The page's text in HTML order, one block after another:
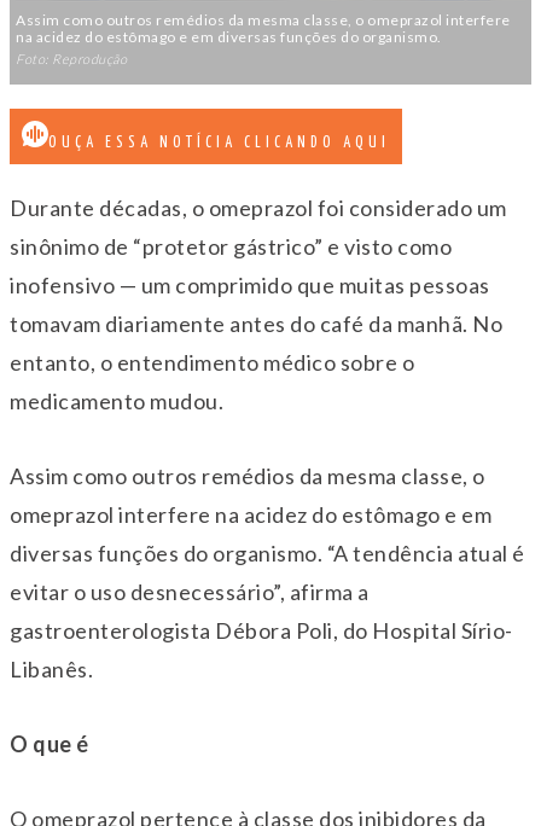
Assim como outros remédios da mesma classe, o omeprazol interfere
na acidez do estômago e em diversas funções do organismo.
Foto: Reprodução
OUÇA ESSA NOTÍCIA CLICANDO AQUI
Durante décadas, o omeprazol foi considerado um
sinônimo de “protetor gástrico” e visto como
inofensivo — um comprimido que muitas pessoas
tomavam diariamente antes do café da manhã. No
entanto, o entendimento médico sobre o
medicamento mudou.
Assim como outros remédios da mesma classe, o
omeprazol interfere na acidez do estômago e em
diversas funções do organismo. “A tendência atual é
evitar o uso desnecessário”, afirma a
gastroenterologista Débora Poli, do Hospital Sírio-
Libanês.
O que é
O omeprazol pertence à classe dos inibidores da